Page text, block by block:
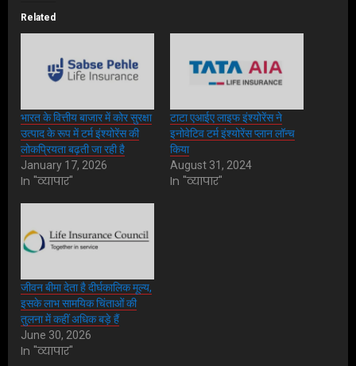
Related
भारत के वित्तीय बाजार में कोर सुरक्षा
उत्पाद के रूप में टर्म इंश्योरेंस की
लोकप्रियता बढ़ती जा रही है
January 17, 2026
In "व्यापार"
टाटा एआईए लाइफ इंश्योरेंस ने
इनोवेटिव टर्म इंश्योरेंस प्लान लॉन्च
किया
August 31, 2024
In "व्यापार"
जीवन बीमा देता है दीर्घकालिक मूल्य,
इसके लाभ सामयिक चिंताओं की
तुलना में कहीं अधिक बड़े हैं
June 30, 2026
In "व्यापार"